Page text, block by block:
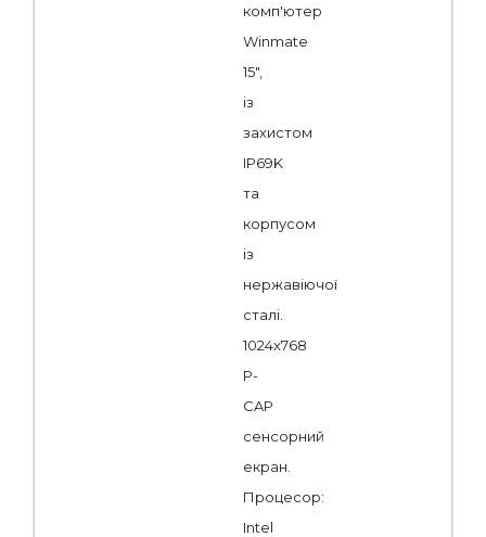
комп'ютер
Winmate
15",
із
захистом
IP69K
та
корпусом
із
нержавіючої
сталі.
1024x768
P-
CAP
сенсорний
екран.
Процесор:
Intel